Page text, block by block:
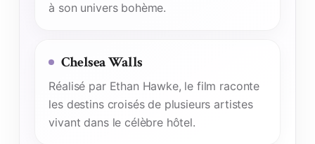
à son univers bohème.
Chelsea Walls
Réalisé par Ethan Hawke, le film raconte
les destins croisés de plusieurs artistes
vivant dans le célèbre hôtel.